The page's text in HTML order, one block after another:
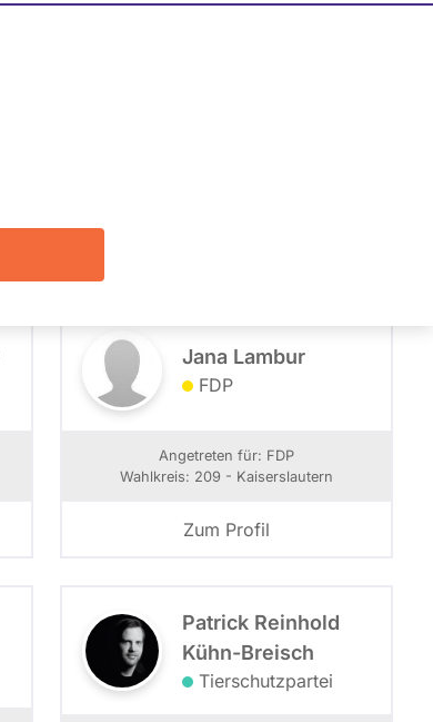
Jana Lambur
FDP
Angetreten für: FDP
Wahlkreis: 209 - Kaiserslautern
Zum Profil
Patrick Reinhold
Kühn-Breisch
Tierschutzpartei